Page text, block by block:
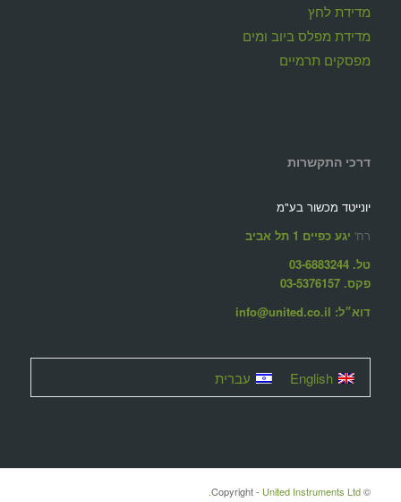
מדידת לחץ
מדידת מפלס ביוב ומים
מפסקים תרמיים
דרכי התקשרות
יונייטד מכשור בע"מ
רח' יגע כפיים 1 תל אביב
טל. 03-6883244
פקס. 03-5376157
דוא״ל: info@united.co.il
English עברית
© ‫Copyright -
United Instruments Ltd.